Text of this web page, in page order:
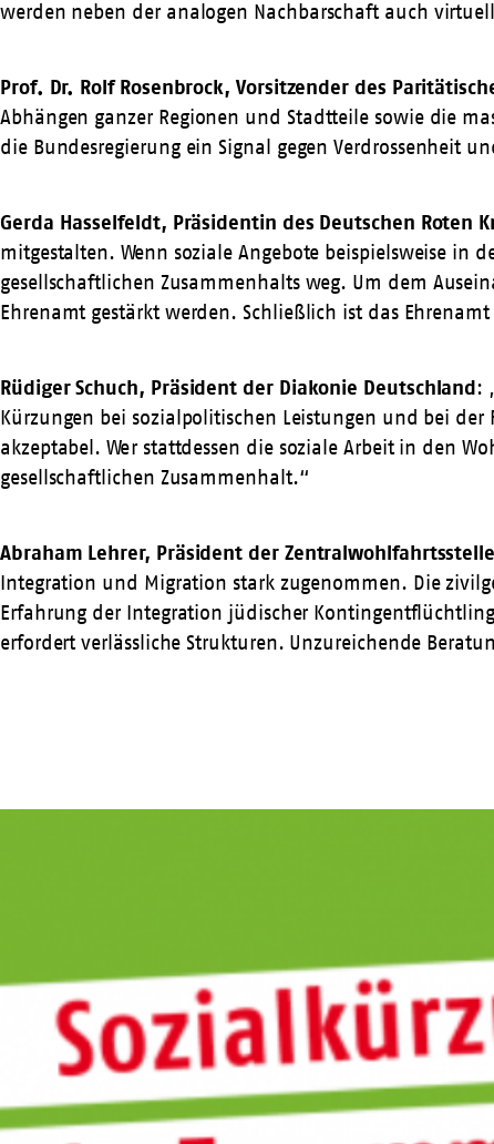
werden neben der analogen Nachbarschaft auch
Prof. Dr. Rolf Rosenbrock, Vorsitzender des
Abhängen ganzer Regionen und Stadtteile sowie die
die Bundesregierung ein Signal gegen Verdrossenheit
Gerda Hasselfeldt, Präsidentin des Deutschen Roten
mitgestalten. Wenn soziale Angebote beispielsweise
gesellschaftlichen Zusammenhalts weg. Um dem
Ehrenamt gestärkt werden. Schließlich ist das
Rüdiger Schuch, Präsident der Diakonie Deutschland:
Kürzungen bei sozialpolitischen Leistungen und bei
akzeptabel. Wer stattdessen die soziale Arbeit in den
gesellschaftlichen Zusammenhalt.“
Abraham Lehrer, Präsident der
Integration und Migration stark zugenommen. Die
Erfahrung der Integration jüdischer
erfordert verlässliche Strukturen. Unzureichende